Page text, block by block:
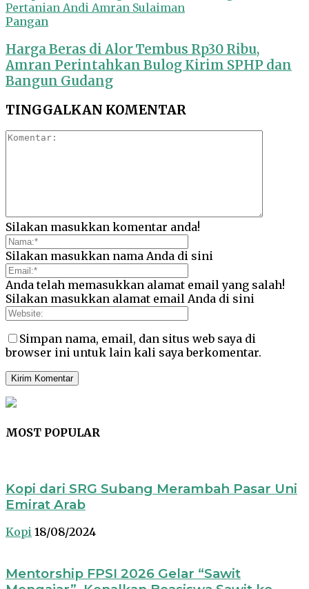
Pangan
Harga Beras di Alor Tembus Rp30 Ribu,
Amran Perintahkan Bulog Kirim SPHP dan
Bangun Gudang
TINGGALKAN KOMENTAR
Silakan masukkan komentar anda!
Silakan masukkan nama Anda di sini
Anda telah memasukkan alamat email yang salah!
Silakan masukkan alamat email Anda di sini
Simpan nama, email, dan situs web saya di
browser ini untuk lain kali saya berkomentar.
MOST POPULAR
Kopi dari SRG Subang Merambah Pasar Uni
Emirat Arab
Kopi 18/08/2024
Mentorship FPSI 2026 Gelar “Sawit